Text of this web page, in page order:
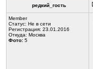
редкий_гость
Member
Статус: Не в сети
Регистрация: 23.01.2016
Откуда: Москва
Фото: 5